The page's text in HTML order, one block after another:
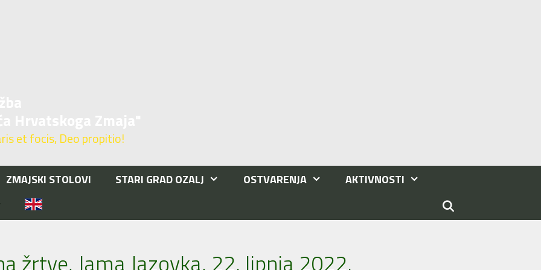
et focis, Deo propitio!
ZMAJSKI STOLOVI STARI GRAD OZALJ OSTVARENJA
AKTIVNOSTI
žrtve, Jama Jazovka, 22. lipnja 2022.